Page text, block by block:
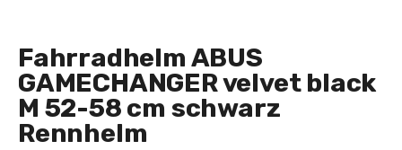
Fahrradhelm ABUS
GAMECHANGER velvet black
M 52-58 cm schwarz
Rennhelm